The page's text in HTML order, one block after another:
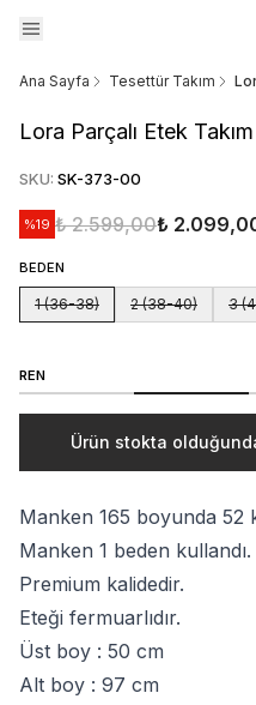
Ana Sayfa Tesettür Takım
Lora Parçalı Etek
SKU: SK-373-00
%19 ₺ 2.599,00₺
BEDEN
1 (36-38) 2 (38-40) 3
REN
Ürün stokta
Manken 165 boyunda 52
Manken 1 beden kullandı.
Premium kalidedir.
Eteği fermuarlıdır.
Üst boy : 50 cm
Alt boy : 97 cm